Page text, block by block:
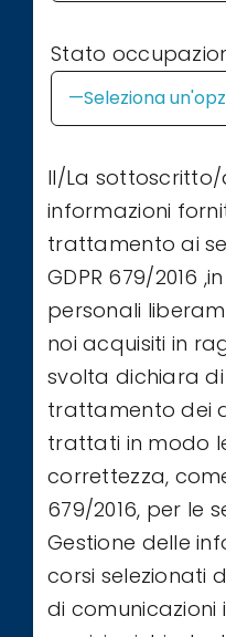
Stato
Il/La sottoscritto/
informazioni
trattamento ai
GDPR 679/2016
personali
noi acquisiti in
svolta dichiara
trattamento dei
trattati in modo
correttezza,
679/2016, per le
Gestione delle
corsi selezionati
di comunicazioni